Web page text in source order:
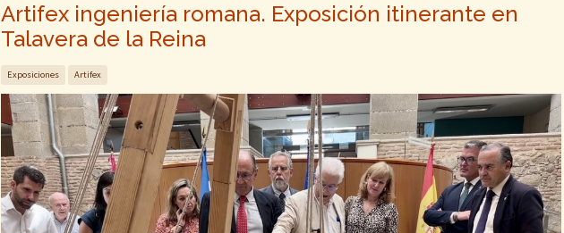
Artifex ingeniería romana. Exposición itinerante en
Talavera de la Reina
Exposiciones Artifex